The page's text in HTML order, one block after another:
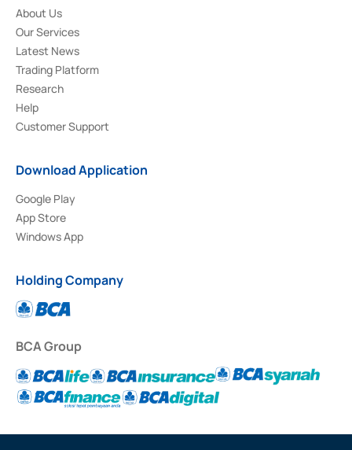
About Us
Our Services
Latest News
Trading Platform
Research
Help
Customer Support
Download Application
Google Play
App Store
Windows App
Holding Company
BCA Group